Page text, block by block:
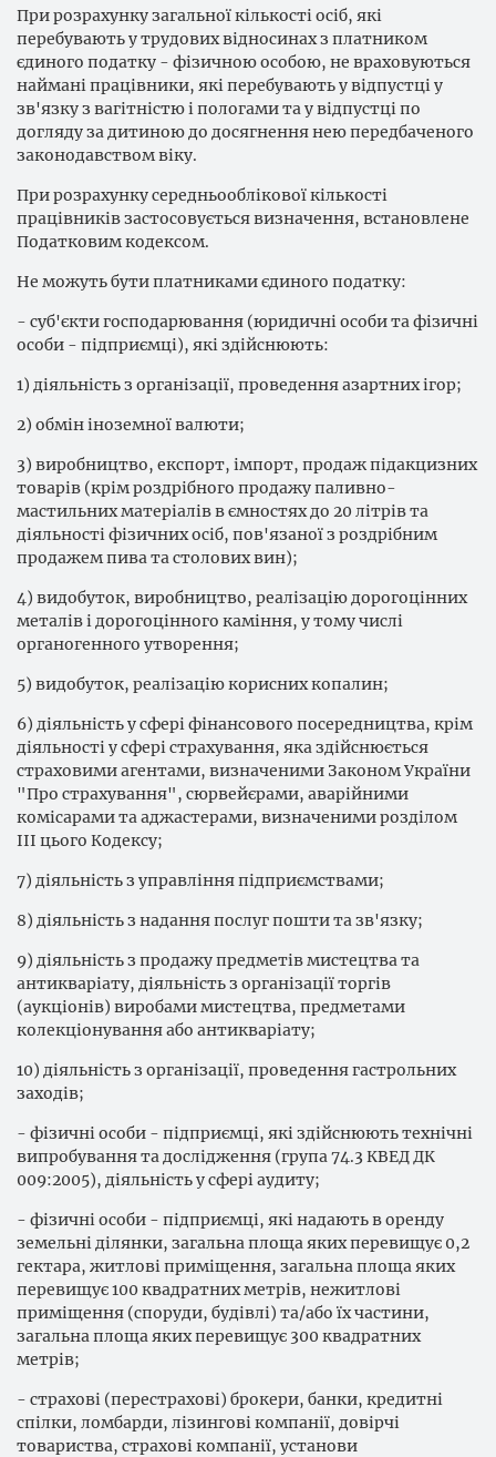
При розрахунку загальної кількості осіб, які
перебувають у трудових відносинах з платником
єдиного податку - фізичною особою, не враховуються
наймані працівники, які перебувають у відпустці у
зв'язку з вагітністю і пологами та у відпустці по
догляду за дитиною до досягнення нею передбаченого
законодавством віку.
При розрахунку середньооблікової кількості
працівників застосовується визначення, встановлене
Податковим кодексом.
Не можуть бути платниками єдиного податку:
- суб'єкти господарювання (юридичні особи та фізичні
особи - підприємці), які здійснюють:
1) діяльність з організації, проведення азартних ігор;
2) обмін іноземної валюти;
3) виробництво, експорт, імпорт, продаж підакцизних
товарів (крім роздрібного продажу паливно-
мастильних матеріалів в ємностях до 20 літрів та
діяльності фізичних осіб, пов'язаної з роздрібним
продажем пива та столових вин);
4) видобуток, виробництво, реалізацію дорогоцінних
металів і дорогоцінного каміння, у тому числі
органогенного утворення;
5) видобуток, реалізацію корисних копалин;
6) діяльність у сфері фінансового посередництва, крім
діяльності у сфері страхування, яка здійснюється
страховими агентами, визначеними Законом України
"Про страхування", сюрвейєрами, аварійними
комісарами та аджастерами, визначеними розділом
III цього Кодексу;
7) діяльність з управління підприємствами;
8) діяльність з надання послуг пошти та зв'язку;
9) діяльність з продажу предметів мистецтва та
антикваріату, діяльність з організації торгів
(аукціонів) виробами мистецтва, предметами
колекціонування або антикваріату;
10) діяльність з організації, проведення гастрольних
заходів;
- фізичні особи - підприємці, які здійснюють технічні
випробування та дослідження (група 74.3 КВЕД ДК
009:2005), діяльність у сфері аудиту;
- фізичні особи - підприємці, які надають в оренду
земельні ділянки, загальна площа яких перевищує 0,2
гектара, житлові приміщення, загальна площа яких
перевищує 100 квадратних метрів, нежитлові
приміщення (споруди, будівлі) та/або їх частини,
загальна площа яких перевищує 300 квадратних
метрів;
- страхові (перестрахові) брокери, банки, кредитні
спілки, ломбарди, лізингові компанії, довірчі
товариства, страхові компанії, установи